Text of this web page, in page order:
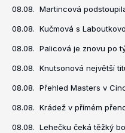
08.08. Martincová
08.08. Kučmová s
08.08. Palicová je znovu po
08.08. Knutsonová největší
08.08. Přehled Masters v
08.08. Krádež v přímém
08.08. Lehečku čeká těžký